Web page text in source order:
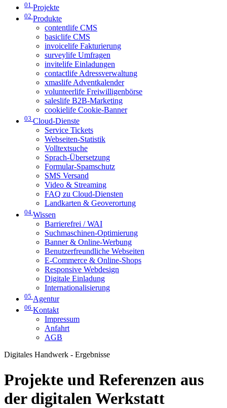
01 Projekte
02 Produkte
contentlife CMS
basiclife CMS
invoicelife Fakturierung
surveylife Umfragen
invitelife Einladungen
contactlife Adressverwaltung
xmaslife Adventkalender
volunteerlife Freiwilligenbörse
saleslife B2B-Marketing
cookielife Cookie-Banner
03 Cloud-Dienste
Service Tickets
Webseiten-Statistik
Volltextsuche
Sprach-Übersetzung
Formular-Spamschutz
SMS Versand
Video & Streaming
FAQ zu Cloud-Diensten
Landkarten & Geoverortung
04 Wissen
Barrierefrei / WAI
Suchmaschinen-Optimierung
Banner & Online-Werbung
Benutzerfreundliche Webseiten
E-Commerce & Online-Shops
Responsive Webdesign
Digitale Einladung
Internationalisierung
05 Agentur
06 Kontakt
Impressum
Anfahrt
AGB
Digitales Handwerk - Ergebnisse
Projekte und Referenzen aus
der digitalen Werkstatt